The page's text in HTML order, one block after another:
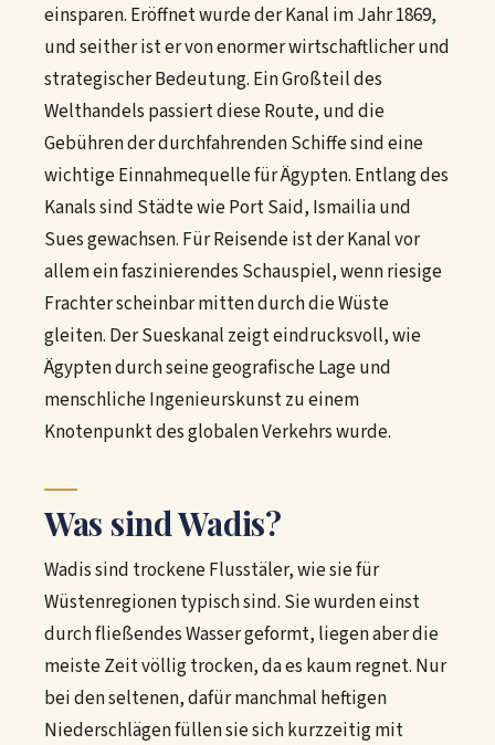
einsparen. Eröffnet wurde der Kanal im Jahr 1869,
und seither ist er von enormer wirtschaftlicher und
strategischer Bedeutung. Ein Großteil des
Welthandels passiert diese Route, und die
Gebühren der durchfahrenden Schiffe sind eine
wichtige Einnahmequelle für Ägypten. Entlang des
Kanals sind Städte wie Port Said, Ismailia und
Sues gewachsen. Für Reisende ist der Kanal vor
allem ein faszinierendes Schauspiel, wenn riesige
Frachter scheinbar mitten durch die Wüste
gleiten. Der Sueskanal zeigt eindrucksvoll, wie
Ägypten durch seine geografische Lage und
menschliche Ingenieurskunst zu einem
Knotenpunkt des globalen Verkehrs wurde.
Was sind Wadis?
Wadis sind trockene Flusstäler, wie sie für
Wüstenregionen typisch sind. Sie wurden einst
durch fließendes Wasser geformt, liegen aber die
meiste Zeit völlig trocken, da es kaum regnet. Nur
bei den seltenen, dafür manchmal heftigen
Niederschlägen füllen sie sich kurzzeitig mit